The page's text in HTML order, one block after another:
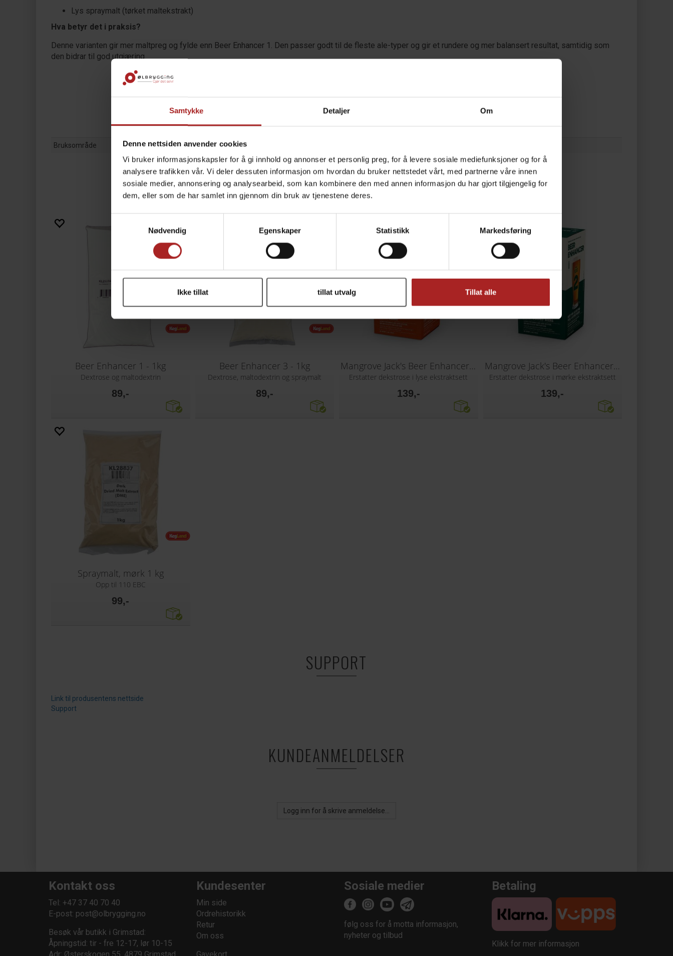
Samtykke Detaljer Om
Denne nettsiden anvender cookies
Vi bruker informasjonskapsler for å gi innhold og annonser et personlig preg, for å levere sosiale mediefunksjoner og for å
analysere trafikken vår. Vi deler dessuten informasjon om hvordan du bruker nettstedet vårt, med partnerne våre innen
sosiale medier, annonsering og analysearbeid, som kan kombinere den med annen informasjon du har gjort tilgjengelig for
dem, eller som de har samlet inn gjennom din bruk av tjenestene deres.
Nødvendig
Egenskaper Statistikk Markedsføring
Ikke tillat tillat utvalg Tillat alle
Lys spraymalt (tørket maltekstrakt)
Hva betyr det i praksis?
Denne varianten gir mer maltpreg og fylde enn Beer Enhancer 1. Den passer godt til de fleste ale-typer og gir et rundere og mer balansert resultat, samtidig som
den bidrar til god utgjæring.
TEKNISK INFO
Bruksområde
ALTERNATIVER
Beer Enhancer 1 - 1kg
Dextrose og maltodextrin
89,-
Beer Enhancer 3 - 1kg
Dextrose, maltodextrin og spraymalt
89,-
Mangrove Jack's Beer Enhancer 1
Erstatter dekstrose i lyse ekstraktsett
139,-
Mangrove Jack's Beer Enhancer 2
Erstatter dekstrose i mørke ekstraktsett
139,-
Spraymalt, mørk 1 kg
Opp til 110 EBC
99,-
SUPPORT
Link til produsentens nettside
Support
KUNDEANMELDELSER
Logg inn for å skrive anmeldelse...
Kontakt oss
Tel: +47 37 40 70 40
E-post: post@olbrygging.no
Besøk vår butikk i Grimstad:
Åpningstid: tir - fre 12-17, lør 10-15
Kundesenter
Min side
Ordrehistorikk
Retur
Om oss
Sosiale medier
følg oss for å motta informasjon,
nyheter og tilbud
Betaling
Klikk for mer informasjon